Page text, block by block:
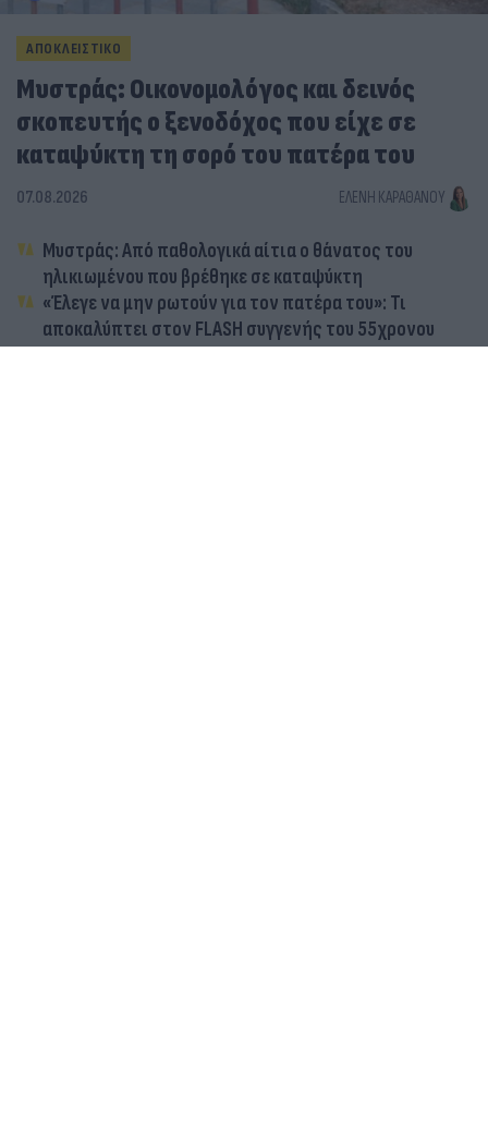
ΑΠΟΚΛΕΙΣΤΙΚΟ
Μυστράς: Οικονομολόγος και δεινός
σκοπευτής ο ξενοδόχος που είχε σε
καταψύκτη τη σορό του πατέρα του
07.08.2026 ΕΛΈΝΗ ΚΑΡΑΘΆΝΟΥ
Μυστράς: Από παθολογικά αίτια ο θάνατος του
ηλικιωμένου που βρέθηκε σε καταψύκτη
«Έλεγε να μην ρωτούν για τον πατέρα του»: Τι
αποκαλύπτει στον FLASH συγγενής του 55χρονου